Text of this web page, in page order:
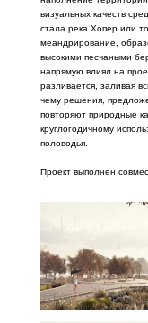
напрямую влиял на проект:
разливается, заливая всю
чему решения, предложенные
повторяют природные качества
круглогодичному
Проект выполнен совместно с